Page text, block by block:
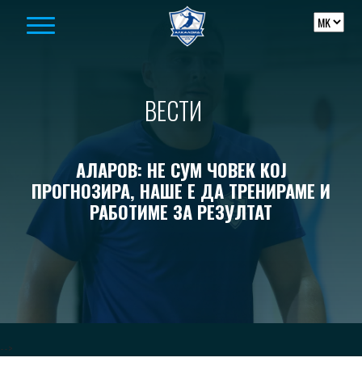
ВЕСТИ
АЛАРОВ: НЕ СУМ ЧОВЕК КОЈ
ПРОГНОЗИРА, НАШЕ Е ДА ТРЕНИРАМЕ И
РАБОТИМЕ ЗА РЕЗУЛТАТ
-->